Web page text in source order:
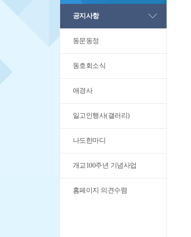
공지사항
동문동정
동호회소식
애경사
일고인행사(갤러리)
나도한마디
개교100주년 기념사업
홈페이지 의견수렴